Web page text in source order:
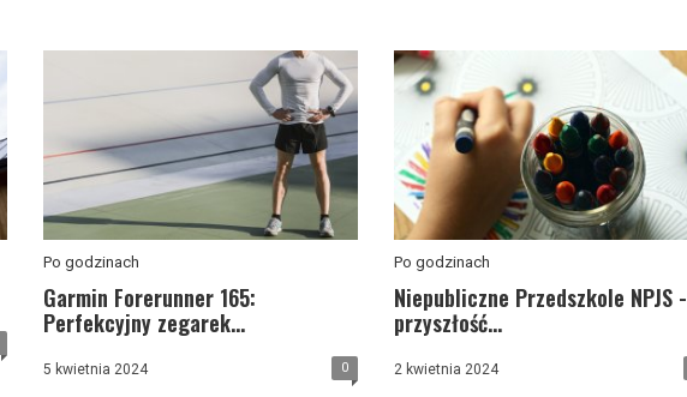
Po godzinach
Garmin Forerunner 165:
Perfekcyjny zegarek...
5 kwietnia 2024 0
Po godzinach
Niepubliczne Przedszkole NPJS -
przyszłość...
2 kwietnia 2024